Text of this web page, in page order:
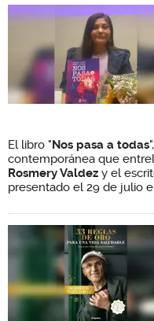
El libro "Nos pasa a todas
contemporánea que
Rosmery Valdez y el
presentado el 29 de julio